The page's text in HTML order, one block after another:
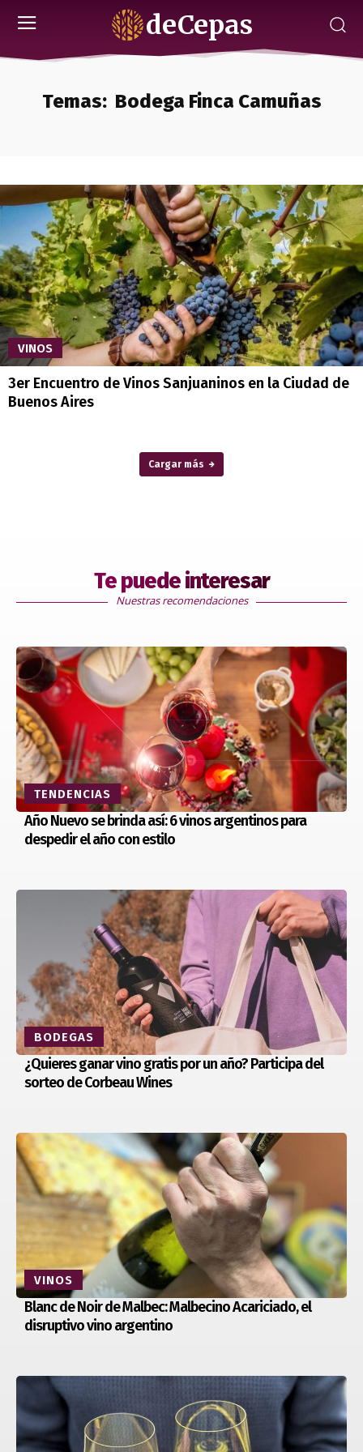
deCepas
Temas: Bodega Finca Camuñas
VINOS
3er Encuentro de Vinos Sanjuaninos en la Ciudad de
Buenos Aires
Cargar más
Te puede interesar
Nuestras recomendaciones
TENDENCIAS
Año Nuevo se brinda así: 6 vinos argentinos para
despedir el año con estilo
BODEGAS
¿Quieres ganar vino gratis por un año? Participa del
sorteo de Corbeau Wines
VINOS
Blanc de Noir de Malbec: Malbecino Acariciado, el
disruptivo vino argentino